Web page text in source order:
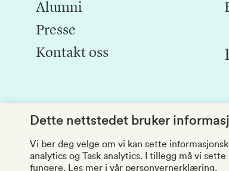
Alumni
Presse
Kontakt oss
Dette nettstedet bruker
Vi ber deg velge om vi kan sette
analytics og Task analytics. I tillegg må vi
fungere.
Les mer i vår personvernerklæring.